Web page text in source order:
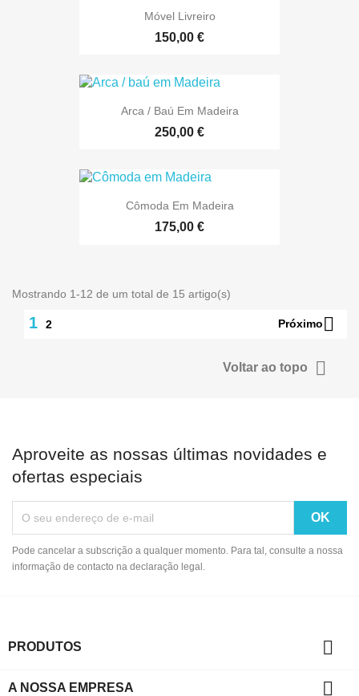
Móvel Livreiro
150,00 €
Arca / Baú Em Madeira
250,00 €
Cômoda Em Madeira
175,00 €
Mostrando 1-12 de um total de 15 artigo(s)
1 2 Próximo
Voltar ao topo 
Aproveite as nossas últimas novidades e
ofertas especiais
Pode cancelar a subscrição a qualquer momento. Para tal, consulte a nossa
informação de contacto na declaração legal.
PRODUTOS 
A NOSSA EMPRESA 